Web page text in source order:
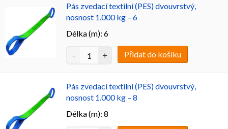
Pás zvedací textilní (PES) dvouvrstvý,
nosnost 1.000 kg – 6
Délka (m): 6
Přidat do košíku
Pás zvedací textilní (PES) dvouvrstvý,
nosnost 1.000 kg – 8
Délka (m): 8